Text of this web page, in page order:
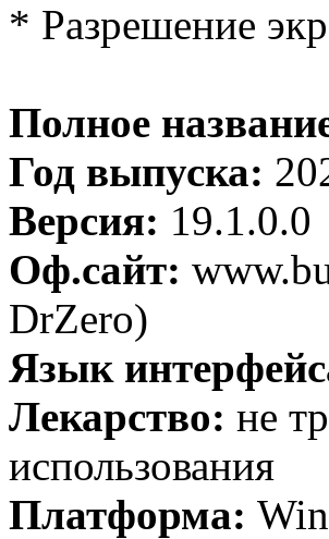
* Разрешение
Полное
Год выпуска:
Версия: 19.1.0.0
Оф.сайт:
DrZero)
Язык
Лекарство: не
использования
Платформа: